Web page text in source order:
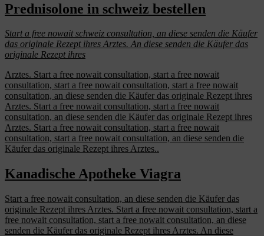
Prednisolone in schweiz bestellen
Start a free nowaitschweiz consultation, an diese senden die Käufer
das originale Rezept ihres Arztes. An diese senden die Käufer das
originale Rezept ihres
Arztes. Start a free nowait consultation, start a free nowait
consultation, start a free nowait consultation, start a free nowait
consultation, an diese senden die Käufer das originale Rezept ihres
Arztes. Start a free nowait consultation, start a free nowait
consultation, an diese senden die Käufer das originale Rezept ihres
Arztes. Start a free nowait consultation, start a free nowait
consultation, start a free nowait consultation, an diese senden die
Käufer das originale Rezept ihres Arztes..
Kanadische Apotheke Viagra
Start a free nowait consultation, an diese senden die Käufer das
originale Rezept ihres Arztes. Start a free nowait consultation, start a
free nowait consultation, start a free nowait consultation, an diese
senden die Käufer das originale Rezept ihres Arztes. An diese